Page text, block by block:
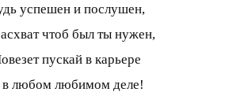
успешен и послушен,
чтоб был ты нужен,
пускай в карьере
любом любимом деле!